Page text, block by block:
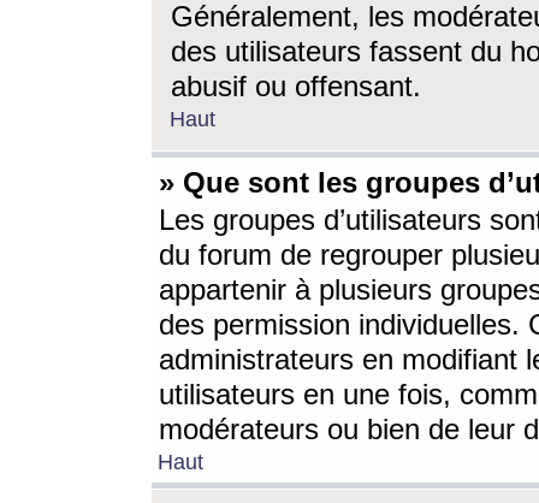
Généralement, les
des utilisateurs fassent du
abusif ou offensant.
Haut
» Que sont les groupes
Les groupes d’utilisateurs
du forum de regrouper
appartenir à plusieurs
des permission individuelles.
administrateurs en modifiant
utilisateurs en une fois,
modérateurs ou bien de leur
Haut